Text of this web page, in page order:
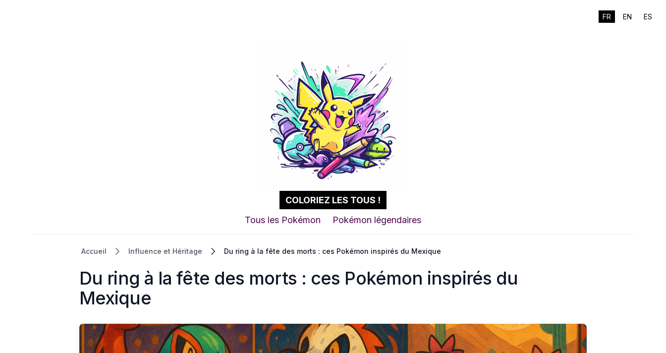
FR EN ES
COLORIEZ LES TOUS !
Tous les Pokémon
Pokémon légendaires
Accueil Influence et Héritage Du ring à la fête des morts : ces Pokémon inspirés du Mexique
Du ring à la fête des morts : ces Pokémon inspirés du
Mexique